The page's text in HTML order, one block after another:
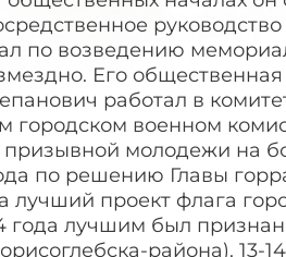
по возведению
Его
работал в
городском военном
молодежи на
по решению Главы
лучший проект флага
года лучшим был
района). 13-